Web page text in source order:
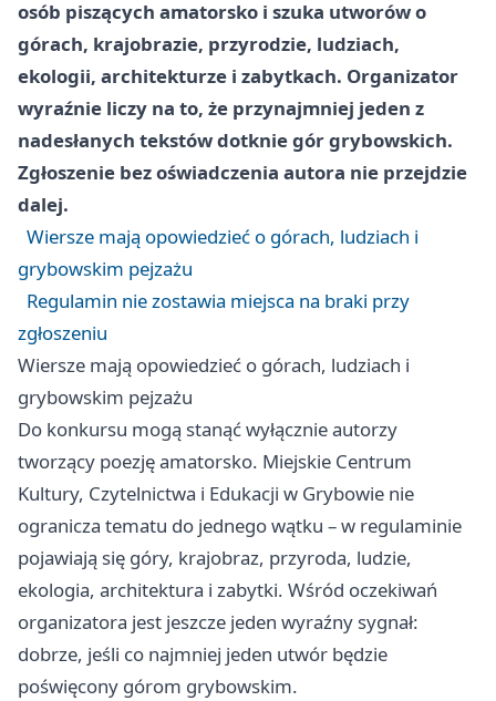
osób piszących amatorsko i szuka utworów o
górach, krajobrazie, przyrodzie, ludziach,
ekologii, architekturze i zabytkach. Organizator
wyraźnie liczy na to, że przynajmniej jeden z
nadesłanych tekstów dotknie gór grybowskich.
Zgłoszenie bez oświadczenia autora nie przejdzie
dalej.
Wiersze mają opowiedzieć o górach, ludziach i
grybowskim pejzażu
Regulamin nie zostawia miejsca na braki przy
zgłoszeniu
Wiersze mają opowiedzieć o górach, ludziach i
grybowskim pejzażu
Do konkursu mogą stanąć wyłącznie autorzy
tworzący poezję amatorsko. Miejskie Centrum
Kultury, Czytelnictwa i Edukacji w Grybowie nie
ogranicza tematu do jednego wątku – w regulaminie
pojawiają się góry, krajobraz, przyroda, ludzie,
ekologia, architektura i zabytki. Wśród oczekiwań
organizatora jest jeszcze jeden wyraźny sygnał:
dobrze, jeśli co najmniej jeden utwór będzie
poświęcony górom grybowskim.